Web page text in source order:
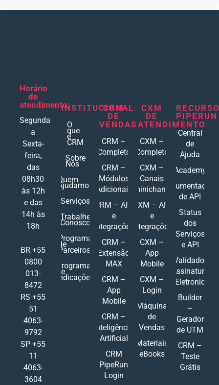
Horário
de
atendimento:
Segunda
a
Sexta-
feira,
das
08h30
às 12h
e das
14h às
18h
BR +55
0800
013-
8472
RS +55
51
4063-
9792
SP +55
11
4063-
3604
INSTITUCIONAL
O
que
é
CRM
Sobre
Nós
Quem
Ajudamos
Serviços
Trabalhe
Conosco
Programa
de
Parceiros
Programa
de
Indicações
CRM
DE
VENDAS
CRM –
Completo
CRM –
Módulos
Adicionais
CRM – API
e
Integrações
CRM –
Extensão
MAX
CRM –
App
Mobile
CRM –
Inteligência
Artificial
CRM
PipeRun
Login
CXM
DE
ATENDIMENTO
CXM –
Completo
CXM –
Canais
Ominichannel
CXM – API
e
Integrações
CXM –
App
Mobile
CXM –
Login
Máquina
de
Vendas
Materiais
eBooks
PIPERUN
Central
de
Ajuda
Academy
Documentações
de API
Status
dos
Serviços
e API
Validador
Assinatura
Eletronic
Builder
–
Gerador
de UTM
CRM –
Teste
Grátis